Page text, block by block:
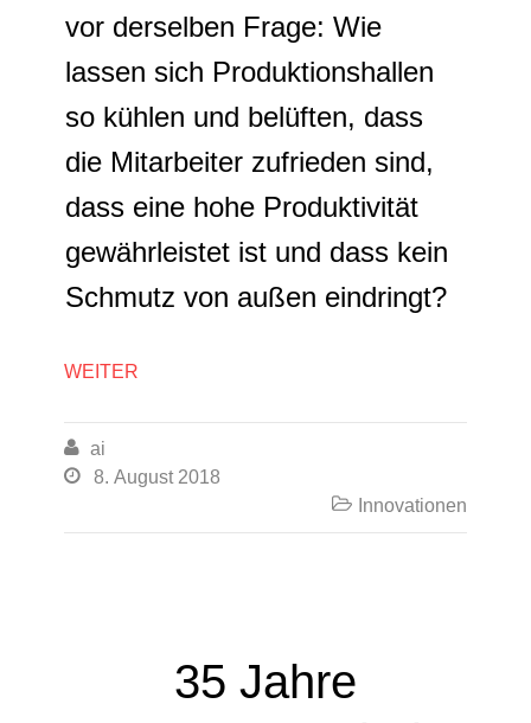
vor derselben Frage: Wie
lassen sich Produktionshallen
so kühlen und belüften, dass
die Mitarbeiter zufrieden sind,
dass eine hohe Produktivität
gewährleistet ist und dass kein
Schmutz von außen eindringt?
WEITER
 ai
 8. August 2018
 Innovationen
35 Jahre